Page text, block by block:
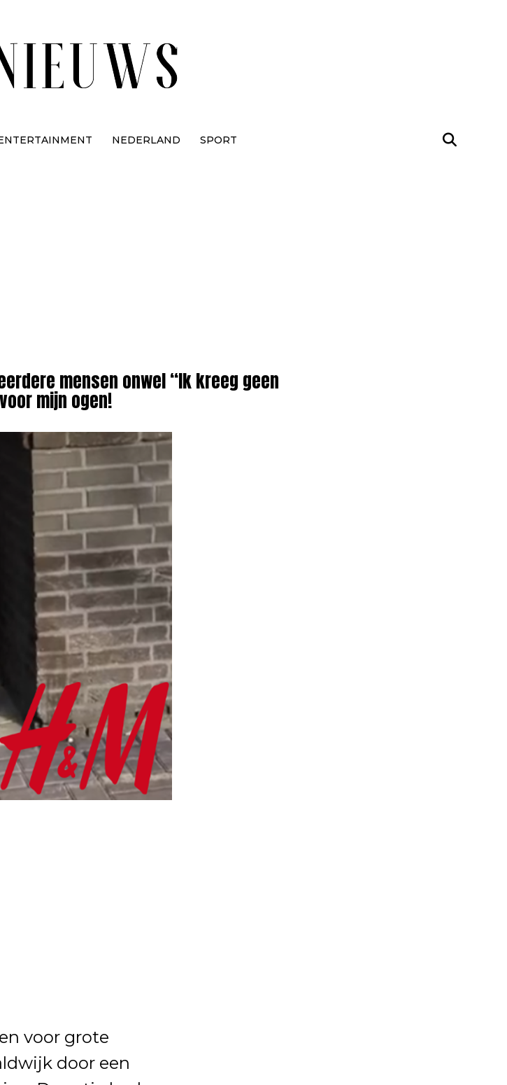
NEDERLAND SPORT
mensen onwel “Ik kreeg geen
mijn ogen!
voor grote
door een